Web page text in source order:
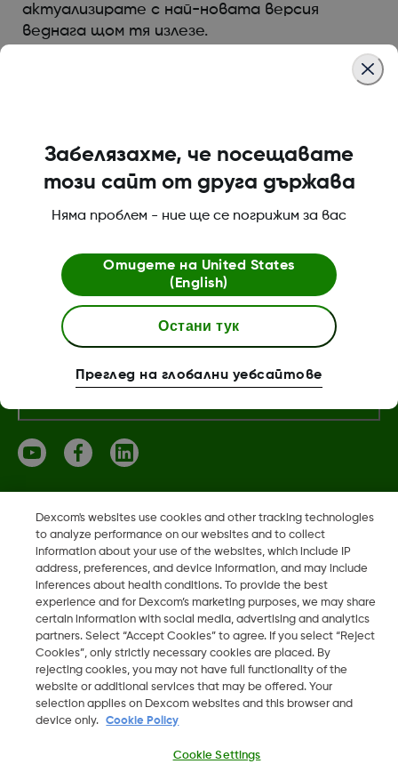
актуализирате с най-новата версия
веднага щом тя излезе.
За Dexcom
Магазин Dexcom ONE+
Повече информация
Dexcom, Dexcom Clarity, Dexcom Follow, Dexcom One,
Dexcom Share, Share са регистрирани търговски марки
на Dexcom, Inc. в САЩ и може да са регистрирани в други
2026 Dexcom, Inc. Всички права запазени.
Dexcom's websites use cookies and other tracking technologies
to analyze performance on our websites and to collect
information about your use of the websites, which include IP
address, preferences, and device information, and may include
inferences about health conditions. To provide the best
experience and for Dexcom’s marketing purposes, we may share
certain information with social media, advertising and analytics
partners. Select “Accept Cookies” to agree. If you select “Reject
Cookies”, only strictly necessary cookies are placed. By
rejecting cookies, you may not have full functionality of the
website or additional services that may be offered. Your
selection applies on Dexcom websites and this browser and
device only.
Cookie Policy
Cookie Settings
Забелязахме, че посещавате
този сайт от друга държава
Няма проблем - ние ще се погрижим за вас
Отидете на United States
(English)
Остани тук
Преглед на глобални уебсайтове